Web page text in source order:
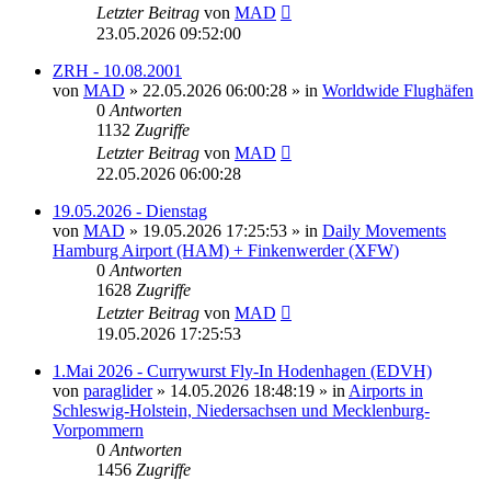
Letzter Beitrag von MAD
23.05.2026 09:52:00
ZRH - 10.08.2001
von MAD » 22.05.2026 06:00:28 » in Worldwide Flughäfen
0 Antworten
1132 Zugriffe
Letzter Beitrag von MAD
22.05.2026 06:00:28
19.05.2026 - Dienstag
von MAD » 19.05.2026 17:25:53 » in Daily Movements
Hamburg Airport (HAM) + Finkenwerder (XFW)
0 Antworten
1628 Zugriffe
Letzter Beitrag von MAD
19.05.2026 17:25:53
1.Mai 2026 - Currywurst Fly-In Hodenhagen (EDVH)
von paraglider» 14.05.2026 18:48:19 » in Airports in
Schleswig-Holstein, Niedersachsen und Mecklenburg-
Vorpommern
0 Antworten
1456 Zugriffe